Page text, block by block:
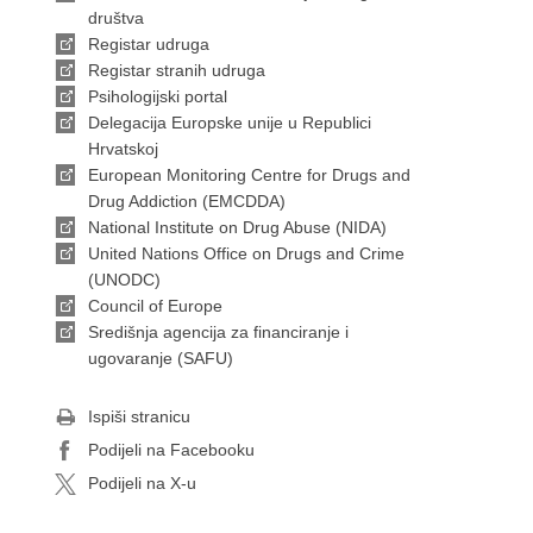
društva
Registar udruga
Registar stranih udruga
Psihologijski portal
Delegacija Europske unije u Republici
Hrvatskoj
European Monitoring Centre for Drugs and
Drug Addiction (EMCDDA)
National Institute on Drug Abuse (NIDA)
United Nations Office on Drugs and Crime
(UNODC)
Council of Europe
Središnja agencija za financiranje i
ugovaranje (SAFU)
Ispiši stranicu
Podijeli na Facebooku
Podijeli na X-u